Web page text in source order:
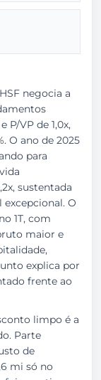
negocia a
P/VP de 1,0x,
O ano de 2025
para
sustentada
O
1T, com
maior e
explica por
frente ao
limpo é a
Parte
de
mi só no